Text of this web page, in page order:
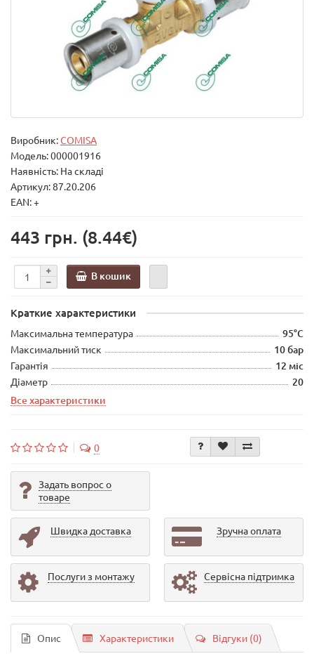
Виробник:COMISA
Модель:000001916
Наявність: На складі
Артикул: 87.20.206
EAN: +
443 грн. (8.44€)
В кошик
Краткие характеристики
Максимальна температура 95°C
Максимальний тиск 10 бар
Гарантія 12 міс
Діаметр
20
Все характеристики
0
Задать вопрос о
товаре
Швидка доставка Зручна оплата
Послуги з монтажу Сервісна підтримка
Опис Характеристики Відгуки (0)